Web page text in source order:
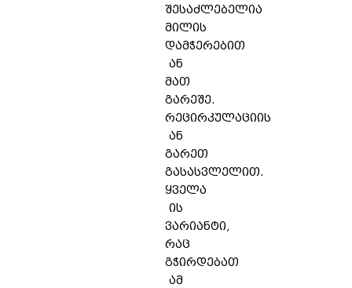
შესაძლებელია
მილის
დამჭერებით
ან
მათ
გარეშე.
რეცირკულაციის
ან
გარეთ
გასასვლელით.
ყველა
ის
ვარიანტი,
რაც
გჭირდებათ
ამ